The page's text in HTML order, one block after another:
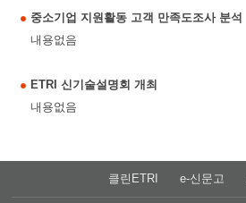
중소기업 지원활동 고객 만족도조사 분석
내용없음
ETRI 신기술설명회 개최
내용없음
클린ETRI e-신문고